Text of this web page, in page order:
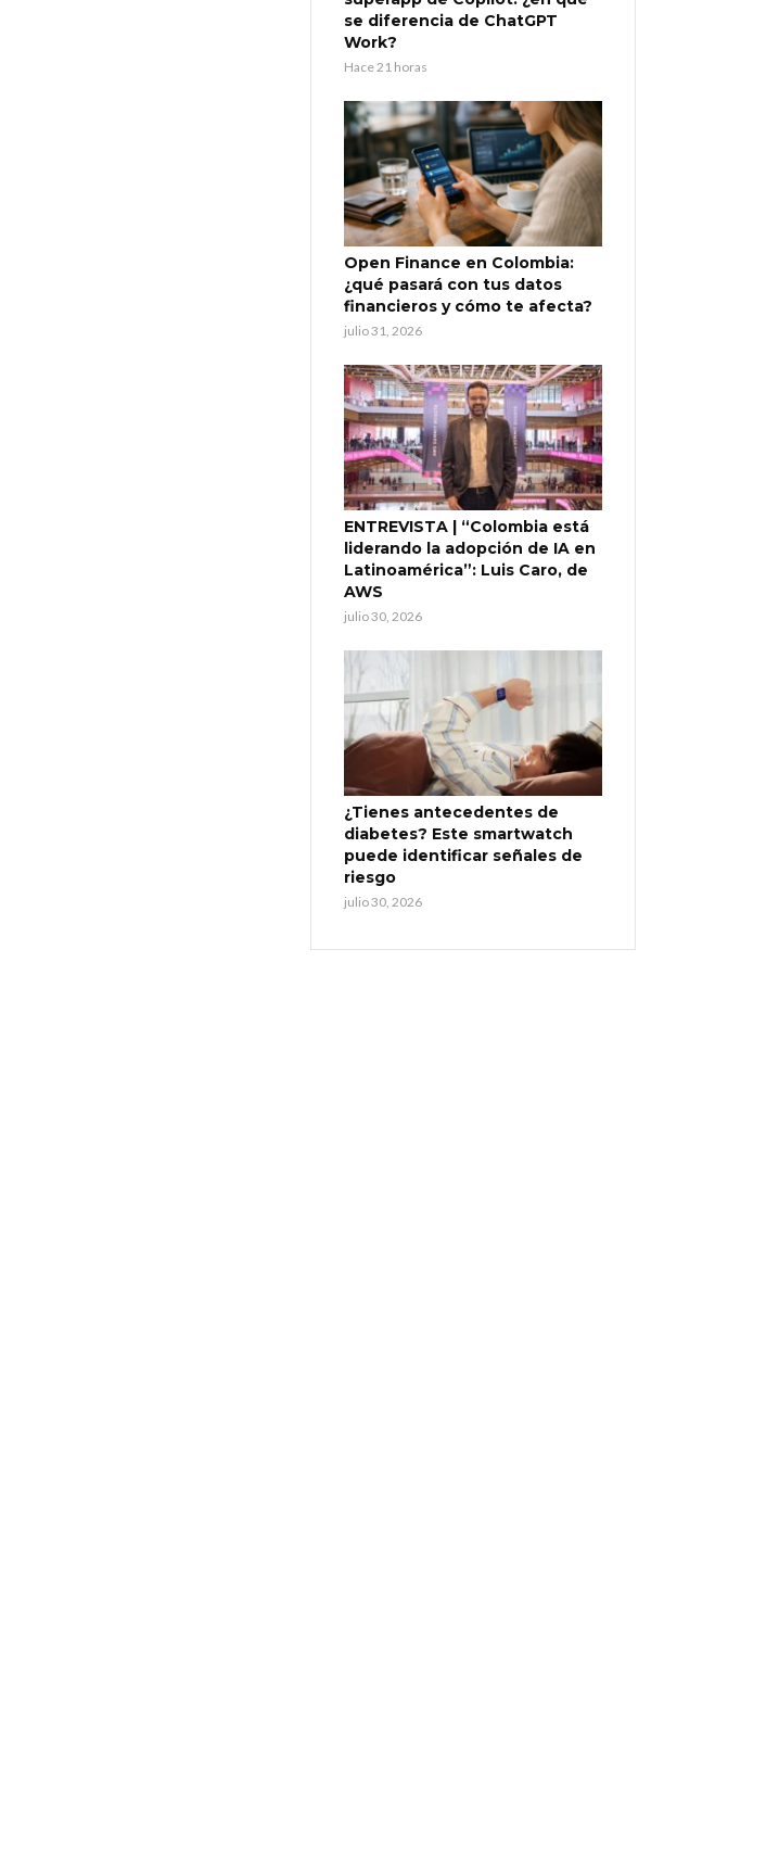
se diferencia de ChatGPT
Work?
Hace 21 horas
Open Finance en Colombia:
¿qué pasará con tus datos
financieros y cómo te afecta?
julio 31, 2026
ENTREVISTA | “Colombia está
liderando la adopción de IA en
Latinoamérica”: Luis Caro, de
AWS
julio 30, 2026
¿Tienes antecedentes de
diabetes? Este smartwatch
puede identificar señales de
riesgo
julio 30, 2026